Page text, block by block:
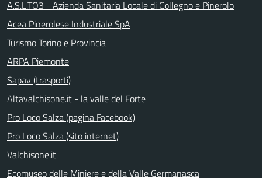
A.S.L.TO3 - Azienda Sanitaria Locale di Collegno e Pinerolo
Acea Pinerolese Industriale SpA
Turismo Torino e Provincia
ARPA Piemonte
Sapav (trasporti)
Altavalchisone.it - la valle del Forte
Pro Loco Salza (pagina Facebook)
Pro Loco Salza (sito internet)
Valchisone.it
Ecomuseo delle Miniere e della Valle Germanasca